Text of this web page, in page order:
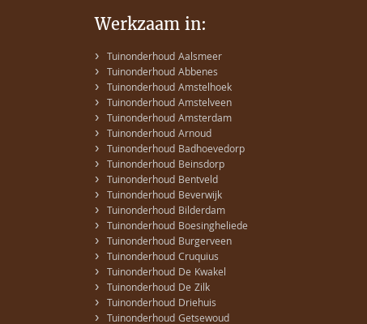
Werkzaam in:
› Tuinonderhoud Aalsmeer
› Tuinonderhoud Abbenes
› Tuinonderhoud Amstelhoek
› Tuinonderhoud Amstelveen
› Tuinonderhoud Amsterdam
› Tuinonderhoud Arnoud
› Tuinonderhoud Badhoevedorp
› Tuinonderhoud Beinsdorp
› Tuinonderhoud Bentveld
› Tuinonderhoud Beverwijk
› Tuinonderhoud Bilderdam
› Tuinonderhoud Boesingheliede
› Tuinonderhoud Burgerveen
› Tuinonderhoud Cruquius
› Tuinonderhoud De Kwakel
› Tuinonderhoud De Zilk
› Tuinonderhoud Driehuis
› Tuinonderhoud Getsewoud